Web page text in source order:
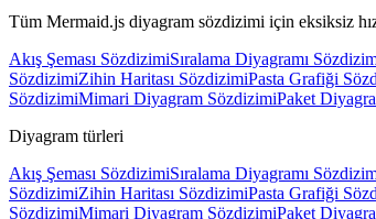
Tüm Mermaid.js diyagram sözdizimi için eksiksiz
Akış Şeması SözdizimiSıralama Diyagramı
SözdizimiZihin Haritası SözdizimiPasta Grafiği
SözdizimiMimari Diyagram SözdizimiPaket
Diyagram türleri
Akış Şeması SözdizimiSıralama Diyagramı
SözdizimiZihin Haritası SözdizimiPasta Grafiği
SözdizimiMimari Diyagram SözdizimiPaket